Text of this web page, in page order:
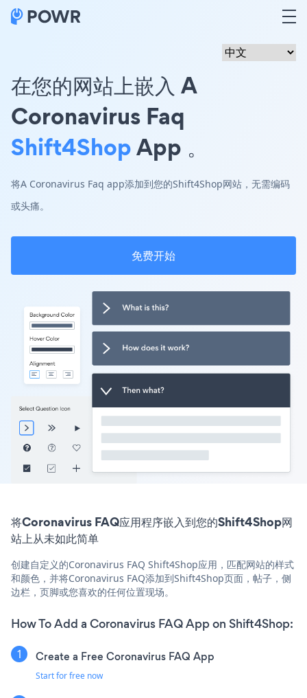
在您的网站上嵌入 A
Coronavirus Faq
Shift4ShopApp 。
将A Coronavirus Faq app添加到您的Shift4Shop网站，无需编码
或头痛。
免费开始
将Coronavirus FAQ应用程序嵌入到您的Shift4Shop网
站上从未如此简单
创建自定义的Coronavirus FAQ Shift4Shop应用，匹配网站的样式
和颜色，并将Coronavirus FAQ添加到Shift4Shop页面，帖子，侧
边栏，页脚或您喜欢的任何位置现场。
How To Add a Coronavirus FAQ App on Shift4Shop:
Create a Free Coronavirus FAQ App
Start for free now